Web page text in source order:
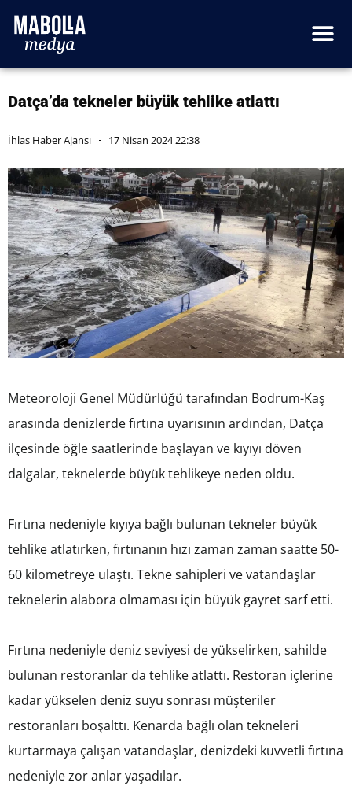
Datça’da tekneler büyük tehlike atlattı
İhlas Haber Ajansı 17 Nisan 2024 22:38
Meteoroloji Genel Müdürlüğü tarafından Bodrum-Kaş
arasında denizlerde fırtına uyarısının ardından, Datça
ilçesinde öğle saatlerinde başlayan ve kıyıyı döven
dalgalar, teknelerde büyük tehlikeye neden oldu.
Fırtına nedeniyle kıyıya bağlı bulunan tekneler büyük
tehlike atlatırken, fırtınanın hızı zaman zaman saatte 50-
60 kilometreye ulaştı. Tekne sahipleri ve vatandaşlar
teknelerin alabora olmaması için büyük gayret sarf etti.
Fırtına nedeniyle deniz seviyesi de yükselirken, sahilde
bulunan restoranlar da tehlike atlattı. Restoran içlerine
kadar yükselen deniz suyu sonrası müşteriler
restoranları boşalttı. Kenarda bağlı olan tekneleri
kurtarmaya çalışan vatandaşlar, denizdeki kuvvetli fırtına
nedeniyle zor anlar yaşadılar.